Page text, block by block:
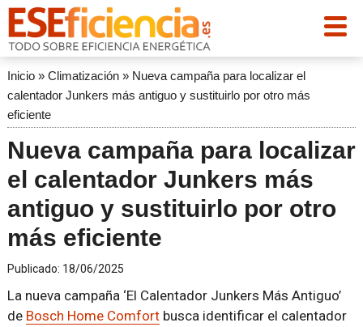
Inicio» Climatización» Nueva campaña para localizar el
calentador Junkers más antiguo y sustituirlo por otro más
eficiente
Nueva campaña para localizar
el calentador Junkers más
antiguo y sustituirlo por otro
más eficiente
Publicado: 18/06/2025
La nueva campaña ‘El Calentador Junkers Más Antiguo’
de Bosch Home Comfortbusca identificar el calentador